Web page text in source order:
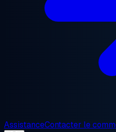
AssistanceContacter le